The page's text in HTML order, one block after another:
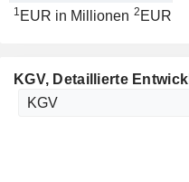
1 EUR in Millionen 2 EUR
KGV, Detaillierte